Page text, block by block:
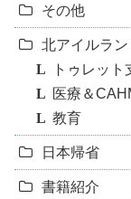
その他
北アイルラン
トゥレッ
医療＆
教育
日本帰省
書籍紹介